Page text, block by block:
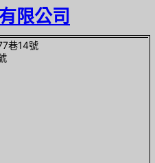
限公司
巷14號